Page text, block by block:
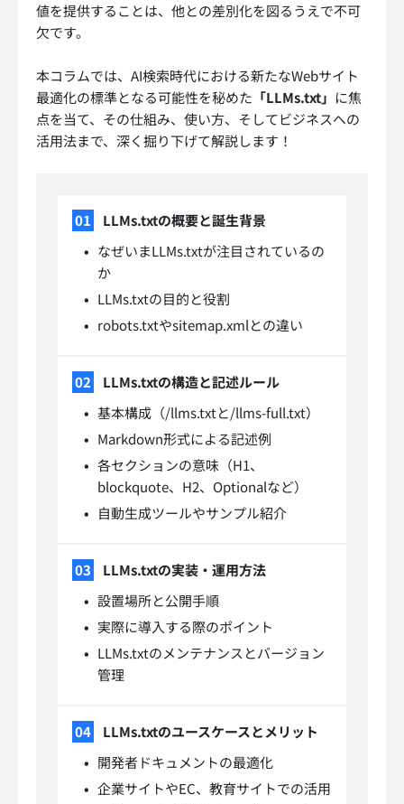
値を提供することは、他との差別化を図るうえで不可
欠です。
本コラムでは、AI検索時代における新たなWebサイト
最適化の標準となる可能性を秘めた 「LLMs.txt」 に焦
点を当て、その仕組み、使い方、そしてビジネスへの
活用法まで、深く掘り下げて解説します！
LLMs.txtの概要と誕生背景
なぜいまLLMs.txtが注目されているの
か
LLMs.txtの目的と役割
robots.txtやsitemap.xmlとの違い
LLMs.txtの構造と記述ルール
基本構成（/llms.txtと/llms-full.txt）
Markdown形式による記述例
各セクションの意味（H1、
blockquote、H2、Optionalなど）
自動生成ツールやサンプル紹介
LLMs.txtの実装・運用方法
設置場所と公開手順
実際に導入する際のポイント
LLMs.txtのメンテナンスとバージョン
管理
LLMs.txtのユースケースとメリット
開発者ドキュメントの最適化
企業サイトやEC、教育サイトでの活用